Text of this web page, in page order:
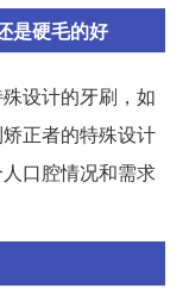
是硬毛的好
设计的牙刷，如
正者的特殊设计
口腔情况和需求